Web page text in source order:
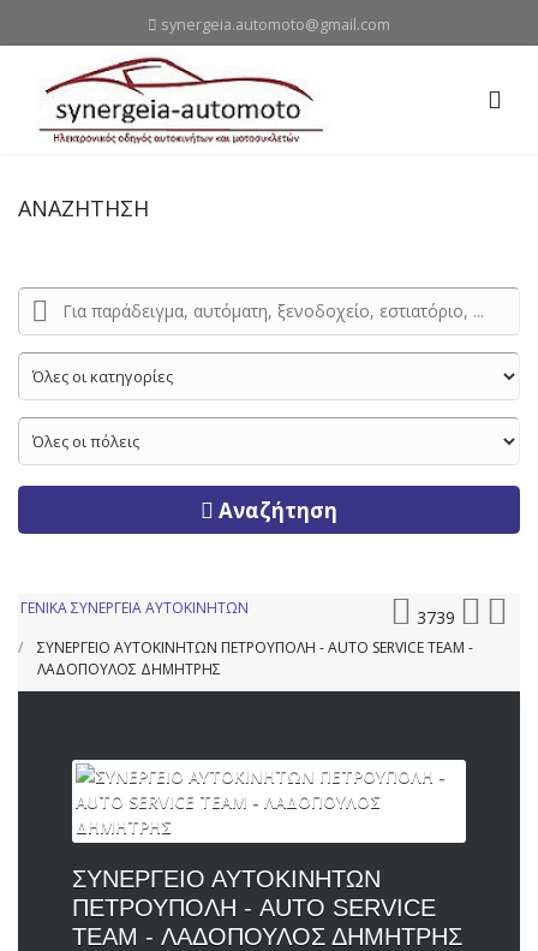
synergeia.automoto@gmail.com
ΑΝΑΖΗΤΗΣΗ
Αναζήτηση
3739
ΓΕΝΙΚΑ ΣΥΝΕΡΓΕΙΑ ΑΥΤΟΚΙΝΗΤΩΝ
ΣΥΝΕΡΓΕΙΟ ΑΥΤΟΚΙΝΗΤΩΝ ΠΕΤΡΟΥΠΟΛΗ - AUTO SERVICE TEAM -
ΛΑΔΟΠΟΥΛΟΣ ΔΗΜΗΤΡΗΣ
ΣΥΝΕΡΓΕΙΟ ΑΥΤΟΚΙΝΗΤΩΝ
ΠΕΤΡΟΥΠΟΛΗ - AUTO SERVICE
TEAM - ΛΑΔΟΠΟΥΛΟΣ ΔΗΜΗΤΡΗΣ